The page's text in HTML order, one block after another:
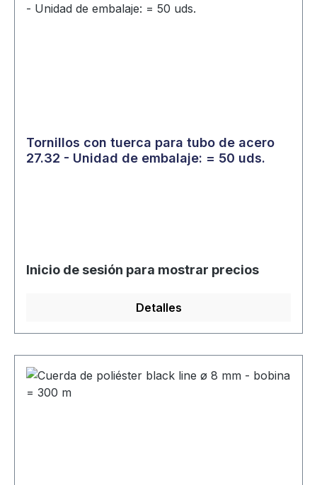
Tornillos con tuerca para tubo de acero
27.32 - Unidad de embalaje: = 50 uds.
Inicio de sesión para mostrar precios
Detalles